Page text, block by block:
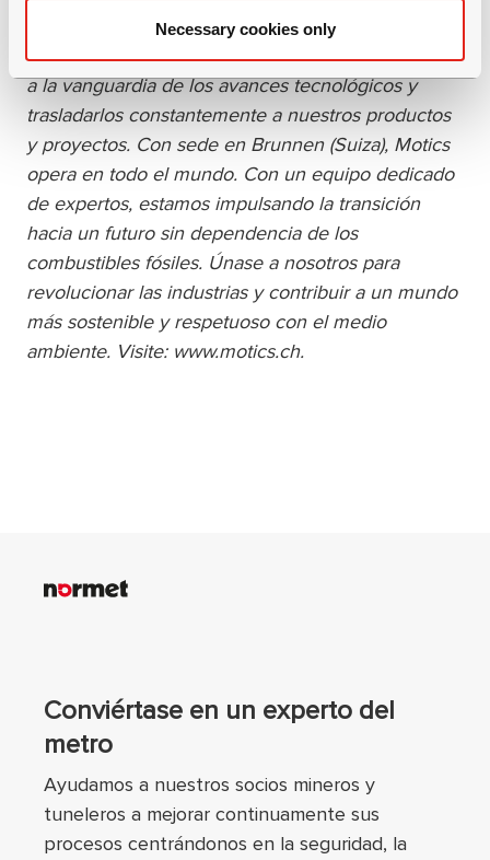
Necessary cookies only
la industria de túneles. Nuestra avanzada
plataforma ePowerOne nos permite mantenernos
a la vanguardia de los avances tecnológicos y
trasladarlos constantemente a nuestros productos
y proyectos. Con sede en Brunnen (Suiza), Motics
opera en todo el mundo. Con un equipo dedicado
de expertos, estamos impulsando la transición
hacia un futuro sin dependencia de los
combustibles fósiles. Únase a nosotros para
revolucionar las industrias y contribuir a un mundo
más sostenible y respetuoso con el medio
ambiente. Visite: www.motics.ch.
Conviértase en un experto del
metro
Ayudamos a nuestros socios mineros y
tuneleros a mejorar continuamente sus
procesos centrándonos en la seguridad, la